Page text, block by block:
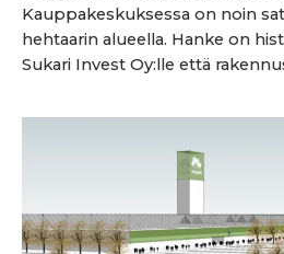
Kauppakeskuksessa on noin
hehtaarin alueella. Hanke on
Sukari Invest Oy:lle että